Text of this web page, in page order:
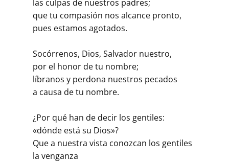
las culpas de nuestros padres;
que tu compasión nos alcance pronto,
pues estamos agotados.
Socórrenos, Dios, Salvador nuestro,
por el honor de tu nombre;
líbranos y perdona nuestros pecados
a causa de tu nombre.
¿Por qué han de decir los gentiles:
«dónde está su Dios»?
Que a nuestra vista conozcan los gentiles
la venganza